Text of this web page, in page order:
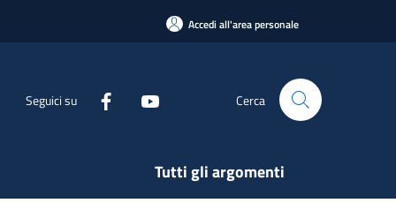
Accedi all'area personale
Seguici su Cerca
Tutti gli argomenti